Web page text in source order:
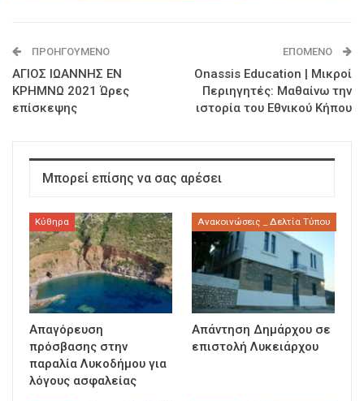
ΠΡΟΗΓΟΎΜΕΝΟ
ΑΓΙΟΣ ΙΩΑΝΝΗΣ ΕΝ
ΚΡΗΜΝΩ 2021 Ώρες
επίσκεψης
ΕΠΌΜΕΝΟ
Onassis Education | Μικροί
Περιηγητές: Μαθαίνω την
ιστορία του Εθνικού Κήπου
Μπορεί επίσης να σας αρέσει
Κύθηρα
Απαγόρευση
πρόσβασης στην
παραλία Λυκοδήμου για
λόγους ασφαλείας
Ανακοινώσεις _ Δελτία Τύπου
Απάντηση Δημάρχου σε
επιστολή Λυκειάρχου